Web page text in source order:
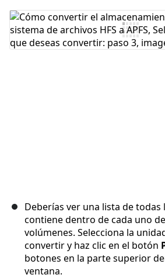
Deberías ver una lista de todas
contiene dentro de cada uno
volúmenes. Selecciona la
convertir y haz clic en el botón
botones en la parte superior
ventana.